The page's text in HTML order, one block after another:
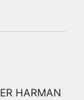
HARMAN